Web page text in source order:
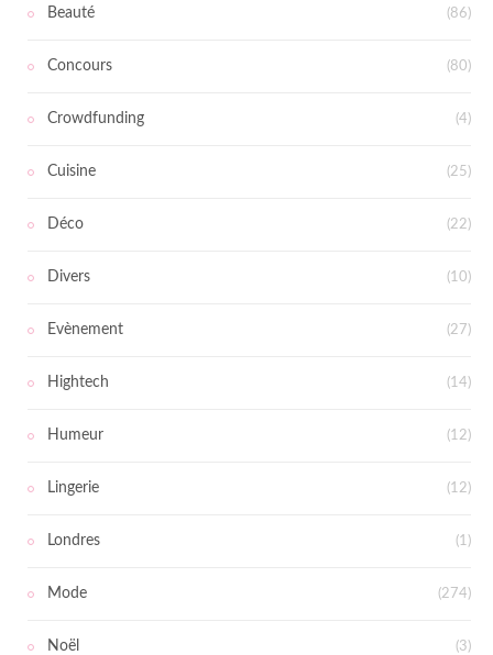
Beauté (86)
Concours (80)
Crowdfunding (4)
Cuisine (25)
Déco (22)
Divers (10)
Evènement (27)
Hightech (14)
Humeur (12)
Lingerie (12)
Londres (1)
Mode (274)
Noël (3)